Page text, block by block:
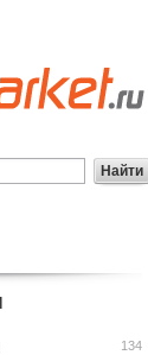
134
Найти